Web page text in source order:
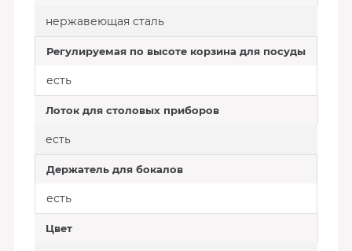
нержавеющая сталь
Регулируемая по высоте корзина для посуды
есть
Лоток для столовых приборов
есть
Держатель для бокалов
есть
Цвет